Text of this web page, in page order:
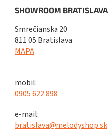
SHOWROOM BRATISLAVA
Smrečianska 20
811 05 Bratislava
MAPA
mobil:
0905 622 898
e-mail:
bratislava@melodyshop.sk